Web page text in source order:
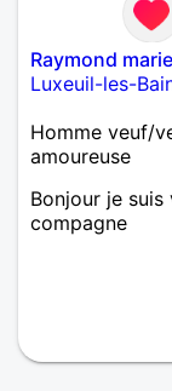
Raymond marie
Luxeuil-les-
Homme veuf/
amoureuse
Bonjour je
compagne